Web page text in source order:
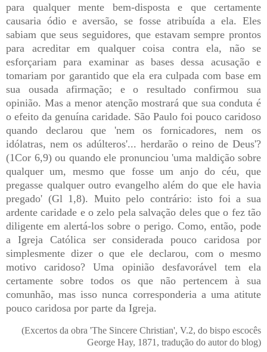
para qualquer mente bem-disposta e que certamente
causaria ódio e aversão, se fosse atribuída a ela. Eles
sabiam que seus seguidores, que estavam sempre prontos
para acreditar em qualquer coisa contra ela, não se
esforçariam para examinar as bases dessa acusação e
tomariam por garantido que ela era culpada com base em
sua ousada afirmação; e o resultado confirmou sua
opinião. Mas a menor atenção mostrará que sua conduta é
o efeito da genuína caridade. São Paulo foi pouco caridoso
quando declarou que 'nem os fornicadores, nem os
idólatras, nem os adúlteros'... herdarão o reino de Deus'?
(1Cor 6,9) ou quando ele pronunciou 'uma maldição sobre
qualquer um, mesmo que fosse um anjo do céu, que
pregasse qualquer outro evangelho além do que ele havia
pregado' (Gl 1,8). Muito pelo contrário: isto foi a sua
ardente caridade e o zelo pela salvação deles que o fez tão
diligente em alertá-los sobre o perigo. Como, então, pode
a Igreja Católica ser considerada pouco caridosa por
simplesmente dizer o que ele declarou, com o mesmo
motivo caridoso? Uma opinião desfavorável tem ela
certamente sobre todos os que não pertencem à sua
comunhão, mas isso nunca corresponderia a uma atitute
pouco caridosa por parte da Igreja.
(Excertos da obra 'The Sincere Christian', V.2, do bispo escocês
George Hay, 1871, tradução do autor do blog)